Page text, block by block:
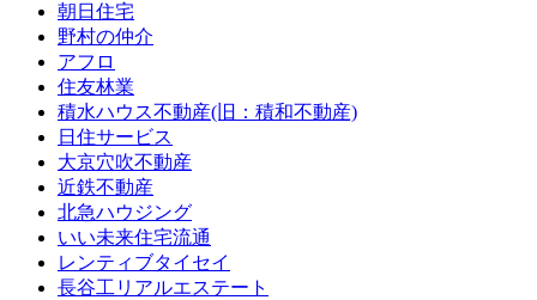
朝日住宅
野村の仲介
アフロ
住友林業
積水ハウス不動産(旧：積和不動産)
日住サービス
大京穴吹不動産
近鉄不動産
北急ハウジング
いい未来住宅流通
レンティブタイセイ
長谷工リアルエステート